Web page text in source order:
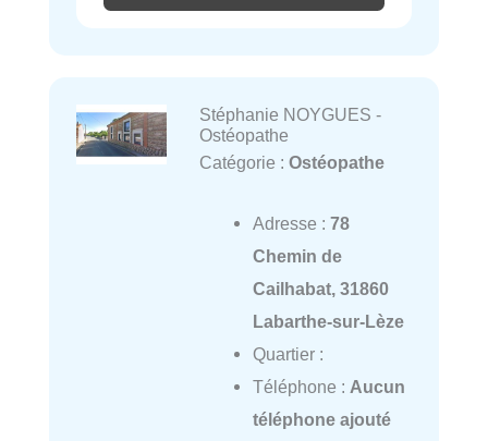
Stéphanie NOYGUES -
Ostéopathe
Catégorie : Ostéopathe
Adresse : 78
Chemin de
Cailhabat, 31860
Labarthe-sur-Lèze
Quartier :
Téléphone : Aucun
téléphone ajouté